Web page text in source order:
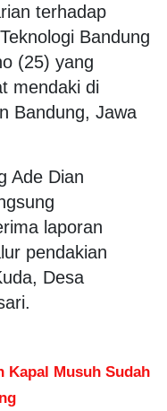
terhadap
Bandung
(25) yang
mendaki di
Bandung, Jawa
Ade Dian
laporan
pendakian
Desa
Kapal Musuh Sudah